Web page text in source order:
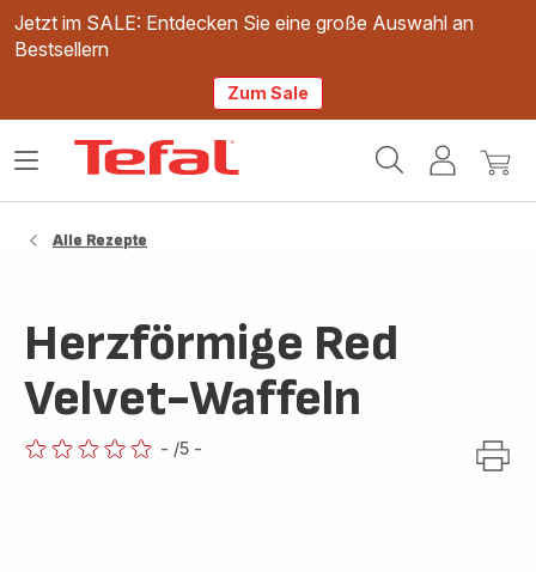
Jetzt im SALE: Entdecken Sie eine große Auswahl an
Bestsellern
Zum Sale
Mein
Mein
Das
Alle Rezepte
Herzförmige Red
Velvet-Waffeln
- /5 -